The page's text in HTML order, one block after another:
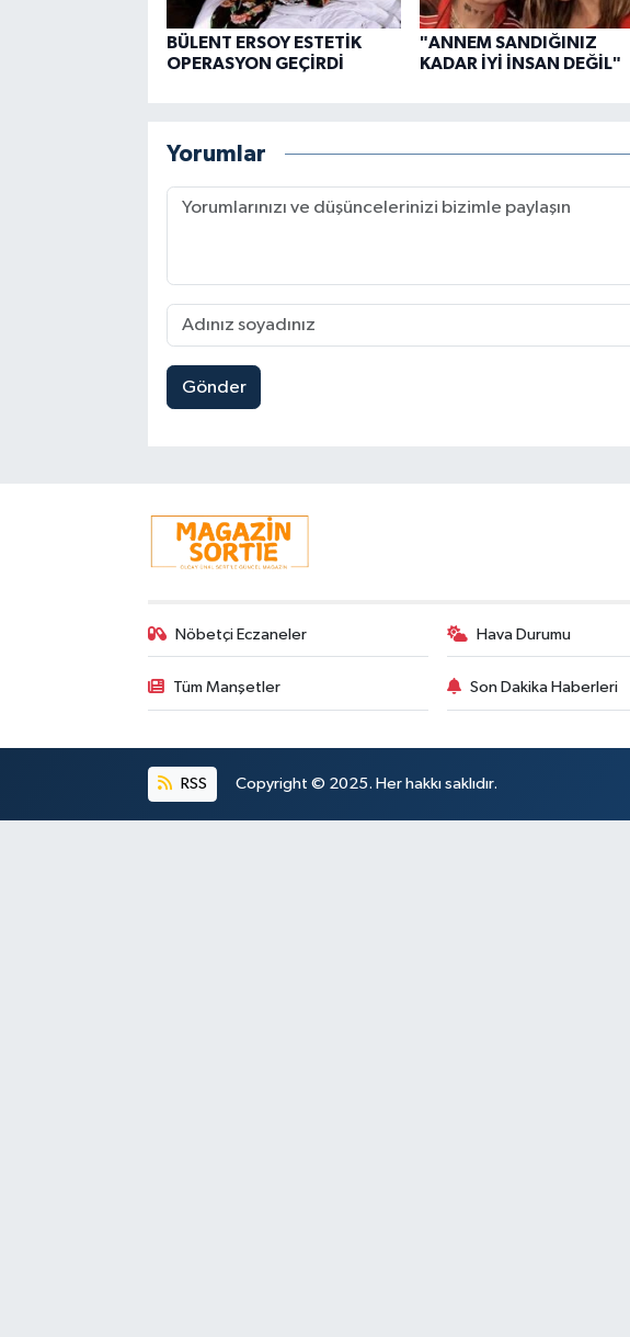
BÜLENT ERSOY ESTETİK
OPERASYON GEÇİRDİ
"ANNEM SANDIĞINIZ
KADAR İYİ İNSAN DEĞİL"
Yorumlar
Gönder
Nöbetçi Eczaneler Hava Durumu
Tüm Manşetler Son Dakika Haberleri
RSS Copyright © 2025. Her hakkı saklıdır.